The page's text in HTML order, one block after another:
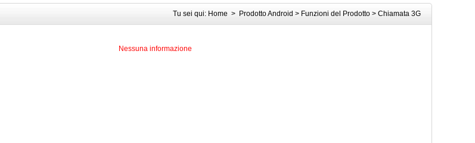
Tu sei qui: Home > ProdottoAndroid > Funzioni del Prodotto > Chiamata 3G
Nessuna informazione